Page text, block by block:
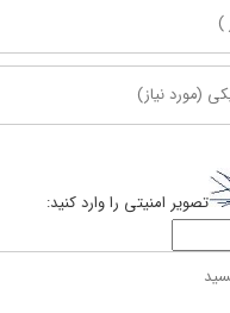
تصویر امنیتی را وارد کنید: